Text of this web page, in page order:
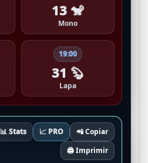
13 🐒
Mono
19:00
31 🦫
Lapa
📊 Stats 📈 PRO
📲 Copiar
🖨️ Imprimir